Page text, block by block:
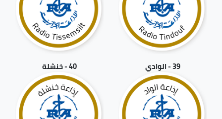
39 - الوادي 40 - خنشلة